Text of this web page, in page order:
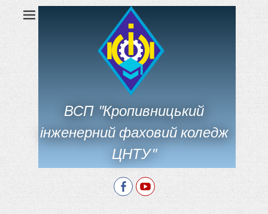
ВСП "Кропивницький
інженерний фаховий коледж
ЦНТУ"
FacebookYouTube